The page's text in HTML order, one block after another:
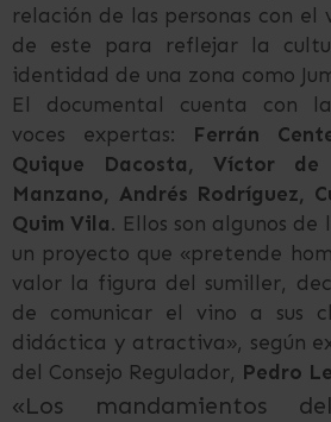
relación de las personas con el
de este para reflejar la
identidad de una zona como
El documental cuenta con
voces expertas: Ferrán
Quique Dacosta, Víctor
Manzano, Andrés Rodríguez,
Quim Vila. Ellos son algunos
un proyecto que «pretende
valor la figura del sumiller,
de comunicar el vino a sus
didáctica y atractiva», según
del Consejo Regulador, Pedro
«Los mandamientos